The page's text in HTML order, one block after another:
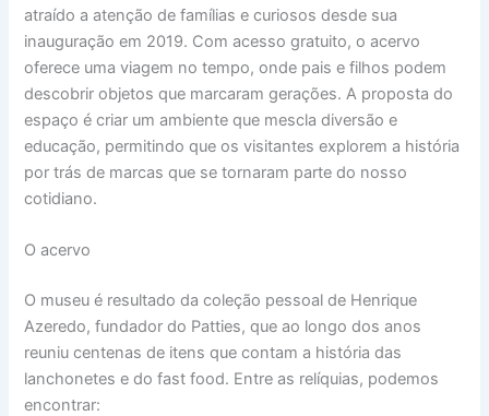
atraído a atenção de famílias e curiosos desde sua
inauguração em 2019. Com acesso gratuito, o acervo
oferece uma viagem no tempo, onde pais e filhos podem
descobrir objetos que marcaram gerações. A proposta do
espaço é criar um ambiente que mescla diversão e
educação, permitindo que os visitantes explorem a história
por trás de marcas que se tornaram parte do nosso
cotidiano.
O acervo
O museu é resultado da coleção pessoal de Henrique
Azeredo, fundador do Patties, que ao longo dos anos
reuniu centenas de itens que contam a história das
lanchonetes e do fast food. Entre as relíquias, podemos
encontrar: